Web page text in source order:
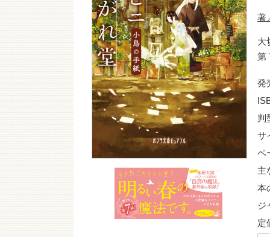
著
大
第
発
判
サ
ペ
主
本
ジ
定